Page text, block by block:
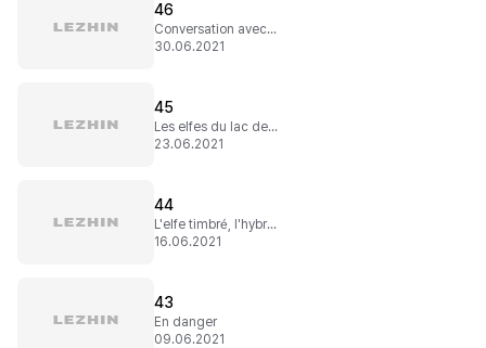
46
Conversation avec un démon
30.06.2021
45
Les elfes du lac de l'aube
23.06.2021
44
L'elfe timbré, l'hybride et la sublime fée
16.06.2021
43
En danger
09.06.2021